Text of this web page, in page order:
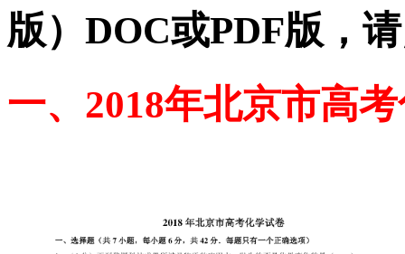
版）DOC或PDF版，
一、2018年北京市高